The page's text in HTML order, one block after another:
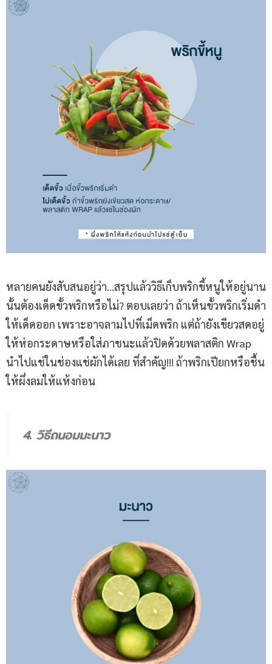
หลายคนยังสับสนอยู่ว่า…สรุปแล้ววิธีเก็บพริกขี้หนูให้อยู่นาน
นั้นต้องเด็ดขั้วพริกหรือไม่? ตอบเลยว่า ถ้าเห็นขั้วพริกเริ่มดำ
ให้เด็ดออก เพราะอาจลามไปที่เม็ดพริก แต่ถ้ายังเขียวสดอยู่
ให้ห่อกระดาษหรือใส่ภาชนะแล้วปิดด้วยพลาสติก Wrap
นำไปแช่ในช่องแช่ผักได้เลย ที่สำคัญ!!! ถ้าพริกเปียกหรือชื้น
ให้ผึ่งลมให้แห้งก่อน
4. วิธีถนอมมะนาว